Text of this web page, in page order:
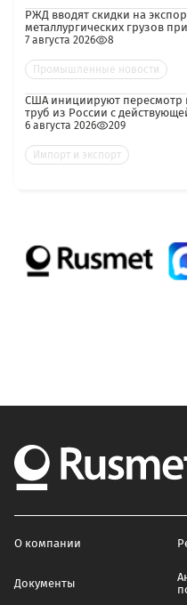
РЖД вводят скидки на
металлургических грузов
7 августа 2026 8
Промышленные новости
США инициируют
труб из России с
6 августа 2026 209
Импорт и экспорт
О компании
Документы